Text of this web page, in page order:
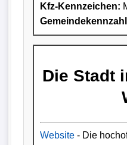
Kfz-Kennzeichen:
Gemeindekennzahl
Die Stadt
Website- Die